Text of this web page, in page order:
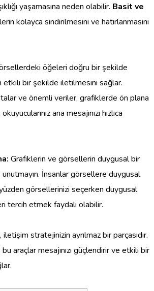
yaşamasına neden olabilir. Basit ve
kolayca sindirilmesini ve hatırlanmasını
öğeleri doğru bir şekilde
etkili bir şekilde iletilmesini sağlar.
ve önemli veriler, grafiklerde ön plana
ana mesajınızı hızlıca
Grafiklerin ve görsellerin duygusal bir
İnsanlar görsellere duygusal
görsellerinizi seçerken duygusal
tercih etmek faydalı olabilir.
stratejinizin ayrılmaz bir parçasıdır.
bu araçlar mesajınızı güçlendirir ve etkili bir